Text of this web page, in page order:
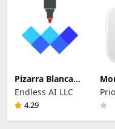
Pizarra Blanca
Lienzo Infinito
Endless AI LLC
4.29